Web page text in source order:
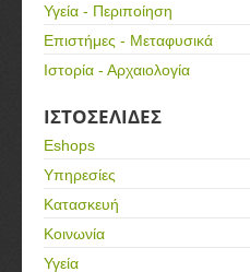
Υγεία - Περιποίηση
Επιστήμες - Μεταφυσικά
Ιστορία - Αρχαιολογία
ΙΣΤΟΣΕΛΙΔΕΣ
Eshops
Υπηρεσίες
Κατασκευή
Κοινωνία
Υγεία